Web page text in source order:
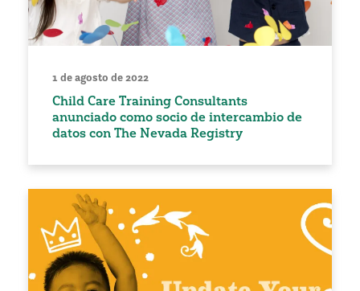
1 de agosto de 2022
Child Care Training Consultants
anunciado como socio de intercambio de
datos con The Nevada Registry